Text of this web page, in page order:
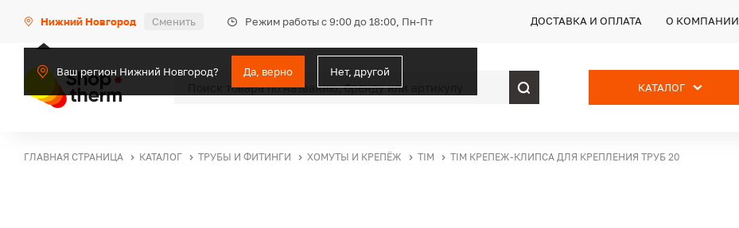
Нижний Новгород Сменить Режим работы с 9:00 до 18:00, Пн-Пт
Ваш регион Нижний Новгород? Да, верно Нет, другой
ДОСТАВКА И ОПЛАТА О КОМПАНИИ
КАТАЛОГ
ГЛАВНАЯ СТРАНИЦА КАТАЛОГ ТРУБЫ И ФИТИНГИ ХОМУТЫ И КРЕПЁЖ TIM TIM КРЕПЕЖ-КЛИПСА ДЛЯ КРЕПЛЕНИЯ ТРУБ 20